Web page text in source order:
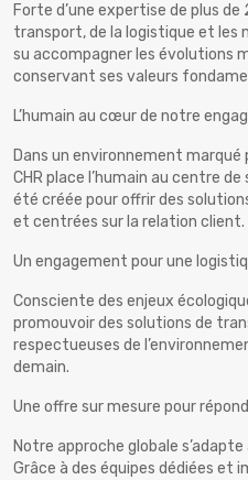
Forte d’une expertise de plus
transport, de la logistique et les
su accompagner les évolutions
conservant ses valeurs
L’humain au cœur de notre
Dans un environnement marqué
CHR place l’humain au centre
été créée pour offrir des
et centrées sur la relation client.
Un engagement pour une
Consciente des enjeux
promouvoir des solutions de
respectueuses de
demain.
Une offre sur mesure pour
Notre approche globale
Grâce à des équipes dédiées et